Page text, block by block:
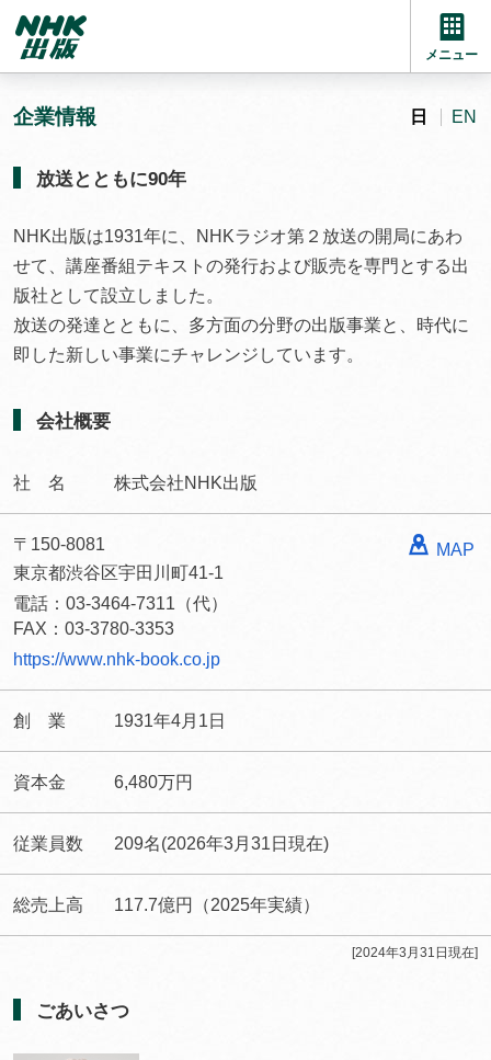
メニュー
企業情報 日 EN
放送とともに90年
NHK出版は1931年に、NHKラジオ第２放送の開局にあわ
せて、講座番組テキストの発行および販売を専門とする出
版社として設立しました。
放送の発達とともに、多方面の分野の出版事業と、時代に
即した新しい事業にチャレンジしています。
会社概要
社 名 株式会社NHK出版
〒150-8081
東京都渋谷区宇田川町41-1
電話：03-3464-7311（代）
FAX：03-3780-3353
https://www.nhk-book.co.jp
MAP
創 業 1931年4月1日
資本金 6,480万円
従業員数 209名(2026年3月31日現在)
総売上高 117.7億円（2025年実績）
[2024年3月31日現在]
ごあいさつ